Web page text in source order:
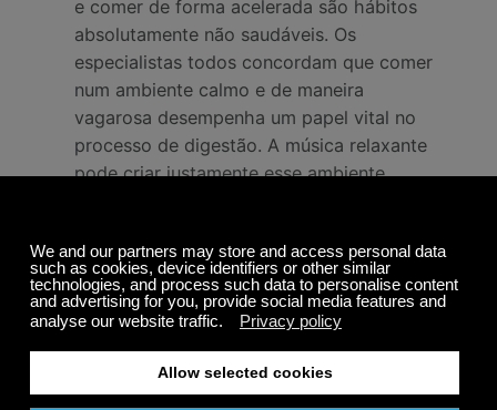
e comer de forma acelerada são hábitos
absolutamente não saudáveis. Os
especialistas todos concordam que comer
num ambiente calmo e de maneira
vagarosa desempenha um papel vital no
processo de digestão. A música relaxante
pode criar justamente esse ambiente
mais saudável e prazerosa.
A música de meditação pode ser integrada à sua
temos música de meditação, sons da natureza,
música instrumental e música cristã que são mais que